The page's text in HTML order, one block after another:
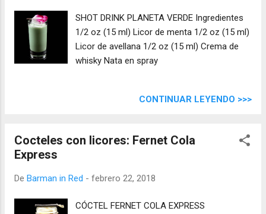
SHOT DRINK PLANETA VERDE Ingredientes
1/2 oz (15 ml) Licor de menta 1/2 oz (15 ml)
Licor de avellana 1/2 oz (15 ml) Crema de
whisky Nata en spray
CONTINUAR LEYENDO >>>
Cocteles con licores: Fernet Cola
Express
De Barman in Red - febrero 22, 2018
CÓCTEL FERNET COLA EXPRESS